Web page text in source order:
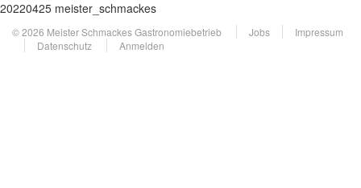
20220425 meister_schmackes
© 2026 Meister Schmackes Gastronomiebetrieb Jobs
Impressum
Datenschutz
Anmelden